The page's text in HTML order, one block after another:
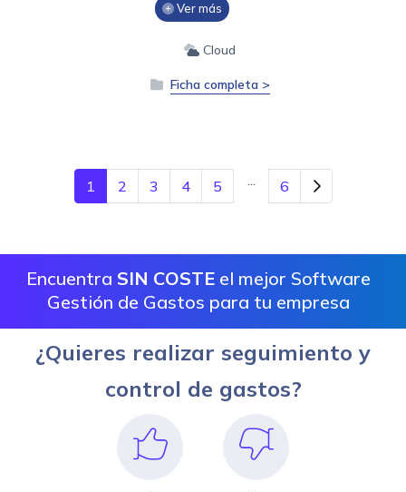
Ver más
Cloud
Ficha completa >
1 2 3 4 5 ... 6
Encuentra SIN COSTE el mejor Software
Gestión de Gastos para tu empresa
¿Quieres realizar seguimiento y
control de gastos?